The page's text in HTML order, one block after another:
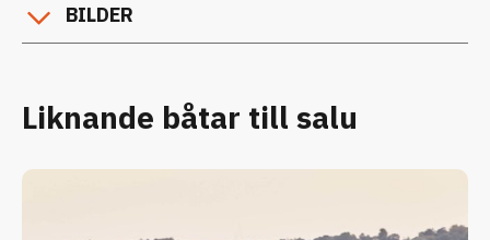
BILDER
Liknande båtar till salu